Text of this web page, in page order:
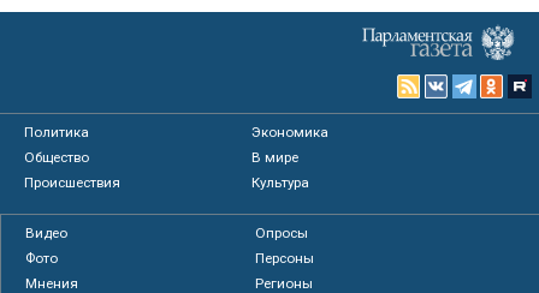
Политика
Экономика
Общество
В мире
Происшествия
Культура
Видео
Опросы
Фото
Персоны
Мнения
Регионы